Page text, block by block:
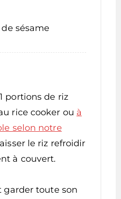
sésame
portions de riz
rice cooker ou à
selon notre
le riz refroidir
à couvert.
garder toute son